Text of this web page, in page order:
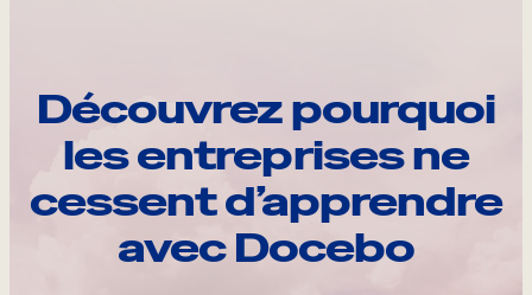
Découvrez pourquoi
les entreprises ne
cessent d’apprendre
avec Docebo